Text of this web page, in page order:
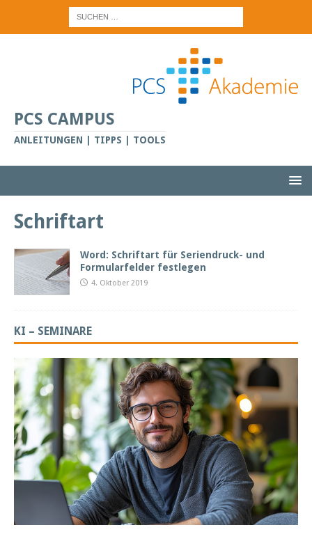
PCS CAMPUS
ANLEITUNGEN | TIPPS | TOOLS
Schriftart
Word: Schriftart für Seriendruck- und
Formularfelder festlegen
4. Oktober 2019
KI – SEMINARE